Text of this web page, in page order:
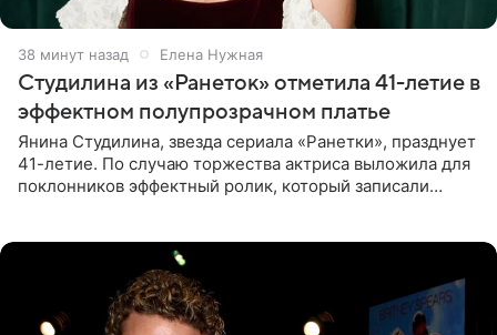
38 минут назад Елена Нужная
Студилина из «Ранеток» отметила 41-летие в
эффектном полупрозрачном платье
Янина Студилина, звезда сериала «Ранетки», празднует
41-летие. По случаю торжества актриса выложила для
поклонников эффектный ролик, который записали